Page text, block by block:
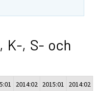
K-, S- och
2014:02 2015:01
2014:02